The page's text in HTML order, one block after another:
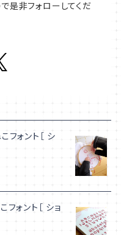
是非フォローしてくだ
フォント［ シ
ォント［ ショ